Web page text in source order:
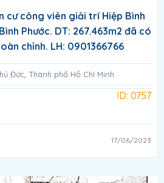
cư công viên giải trí Hiệp Bình
Phước. DT: 267.463m2 đã có
chỉnh. LH: 0901366766
Đức, Thành phố Hồ Chí Minh
ID: 0757
17/06/2023